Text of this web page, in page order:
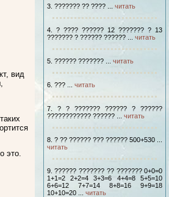
вид
это.
3. ??????? ?? ???? ... читать
4. ? ???? ?????? 12 ??????? ? 13
??????? ? ?????? ?????? ... читать
5. ?????? ??????? ... читать
6. ??? ... читать
7. ? ? ??????? ?????? ? ??????
???????????? ?????? ... читать
8. ? ?? ?????? ??? ?????? 500+530 ...
читать
9. ?????? ??????? ?? ??????? 0+0=0
1+1=2 2+2=4 3+3=6 4+4=8 5+5=10
6+6=12 7+7=14 8+8=16 9+9=18
10+10=20 ... читать